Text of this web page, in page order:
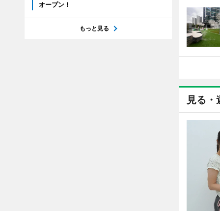
見る・
オープン！
もっと見る